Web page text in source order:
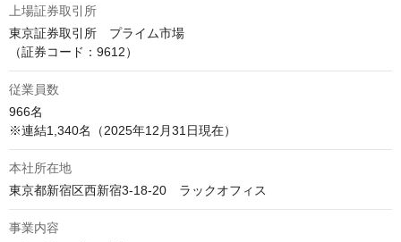
上場証券取引所
東京証券取引所　プライム市場
（証券コード：9612）
従業員数
966名
本社所在地
東京都新宿区西新宿3-18-20　ラックオフィス
事業内容